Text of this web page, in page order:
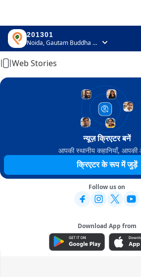
201301
Noida, Gautam Buddha Nagar, Uttar Pradesh
Home
Web Stories
न्यूज़ क्रिएटर बनें
आपकी स्थानीय कहानियाँ,
क्रिएटर के रूप में जुड़ें
Follow us on
Download App from
ADVERTISEMENT